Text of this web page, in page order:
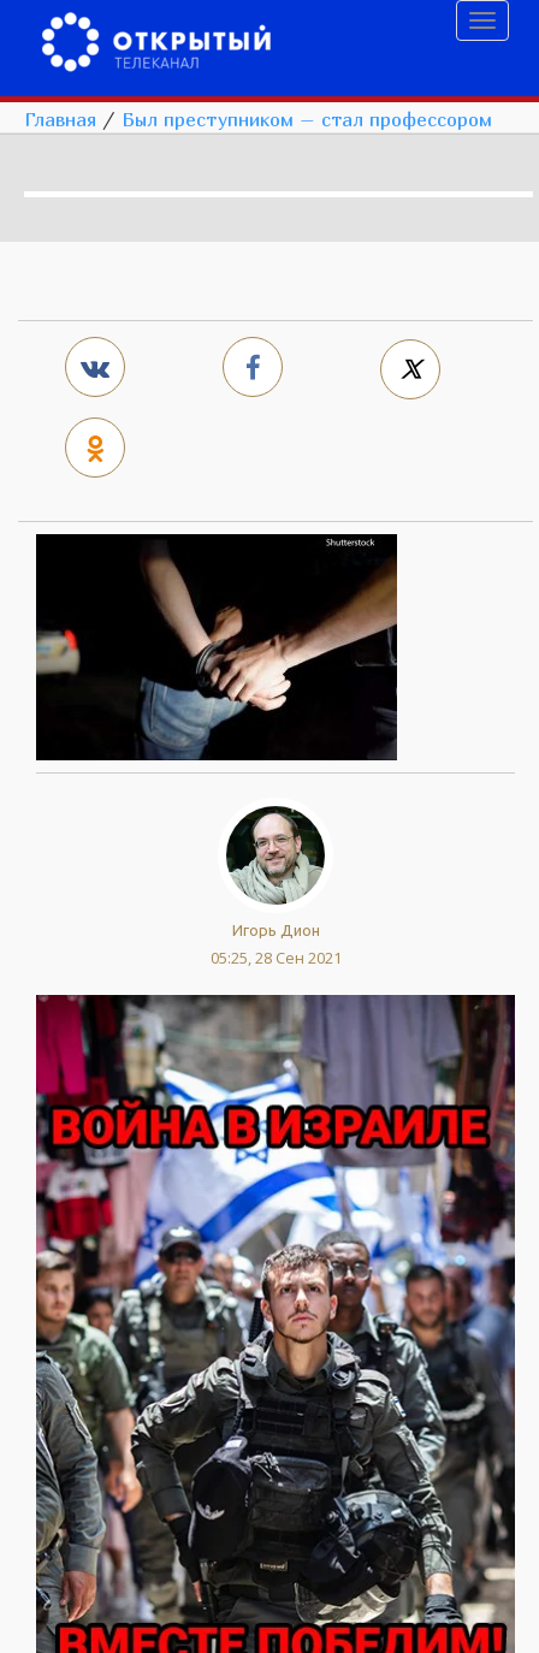
Главная / Был преступником – стал профессором
Игорь Дион
05:25, 28 Сен 2021